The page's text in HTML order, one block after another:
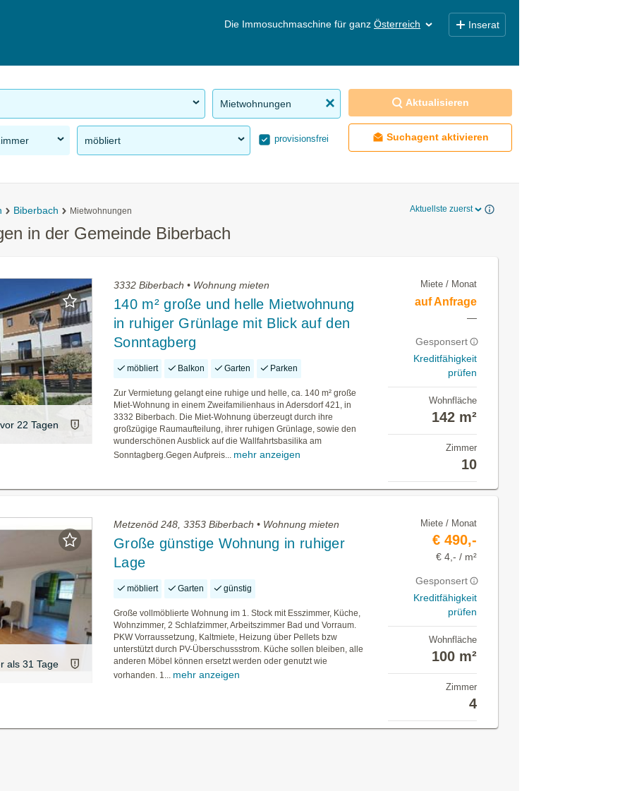
Die Immosuchmaschine für ganz Österreich Inserat
Mietwohnungen
möbliert provisionsfrei
Aktualisieren
Suchagent aktivieren
Biberbach Mietwohnungen Aktuellste zuerst
in der Gemeinde Biberbach
vor 22 Tagen
3332 Biberbach • Wohnung mieten
140 m² große und helle Mietwohnung
in ruhiger Grünlage mit Blick auf den
Sonntagberg
möbliert Balkon Garten Parken
Zur Vermietung gelangt eine ruhige und helle, ca. 140 m² große
Miet-Wohnung in einem Zweifamilienhaus in Adersdorf 421, in
3332 Biberbach. Die Miet-Wohnung überzeugt durch ihre
großzügige Raumaufteilung, ihrer ruhigen Grünlage, sowie den
wunderschönen Ausblick auf die Wallfahrtsbasilika am
Sonntagberg.Gegen Aufpreis... mehr anzeigen
Miete / Monat
auf Anfrage
—
Gesponsert
Kreditfähigkeit
prüfen
Wohnfläche
142 m²
Zimmer
10
als 31 Tage
Metzenöd 248, 3353 Biberbach • Wohnung mieten
Große günstige Wohnung in ruhiger
Lage
möbliert Garten günstig
Große vollmöblierte Wohnung im 1. Stock mit Esszimmer, Küche,
Wohnzimmer, 2 Schlafzimmer, Arbeitszimmer Bad und Vorraum.
PKW Vorraussetzung, Kaltmiete, Heizung über Pellets bzw
unterstützt durch PV-Überschussstrom. Küche sollen bleiben, alle
anderen Möbel können ersetzt werden oder genutzt wie
vorhanden. 1... mehr anzeigen
Miete / Monat
€ 490,-
€ 4,- / m²
Gesponsert
Kreditfähigkeit
prüfen
Wohnfläche
100 m²
Zimmer
4